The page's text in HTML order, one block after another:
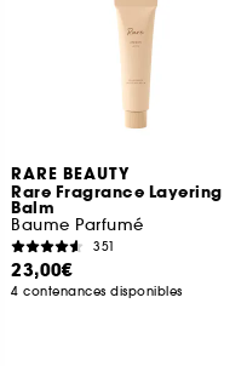
RARE BEAUTY
Rare Fragrance Layering
Balm
Baume Parfumé
351
23,00€
4 contenances disponibles